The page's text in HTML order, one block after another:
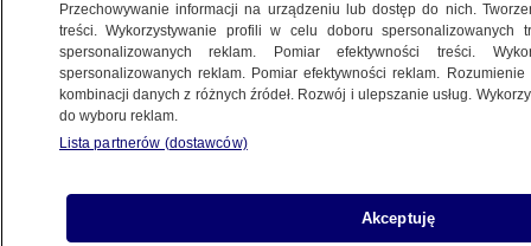
22.10.2022, 17:45
Udostępnij
Boris Johnson, który dwa miesiące temu stracił
w jego obozie politycznym. Może to oznaczać,
Przechowywanie informacji na urządzeniu lub dostęp do nich.
treści. Wykorzystywanie profili w celu doboru spersonalizowanych
spersonalizowanych reklam. Pomiar efektywności treści.
spersonalizowanych reklam. Pomiar efektywności reklam.
kombinacji danych z różnych źródeł. Rozwój i ulepszanie usług.
do wyboru reklam.
Lista partnerów (dostawców)
Akceptuję